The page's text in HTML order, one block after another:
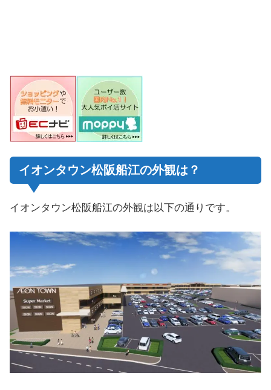
イオンタウン松阪船江の外観は？
イオンタウン松阪船江の外観は以下の通りです。